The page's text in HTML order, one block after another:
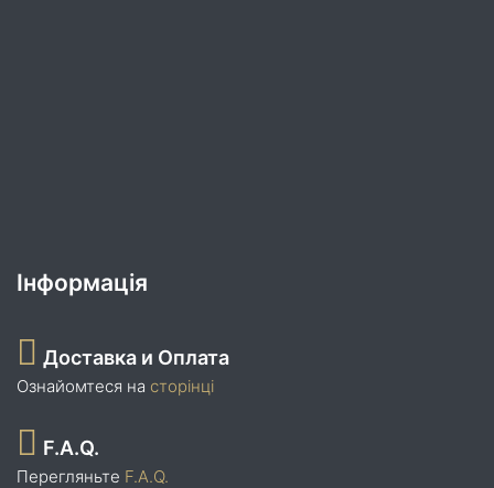
Інформація
Доставка и Оплата
Ознайомтеся на сторінці
F.A.Q.
Перегляньте F.A.Q.